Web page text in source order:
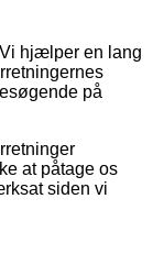
hjælper en lang
på
at påtage os
siden vi